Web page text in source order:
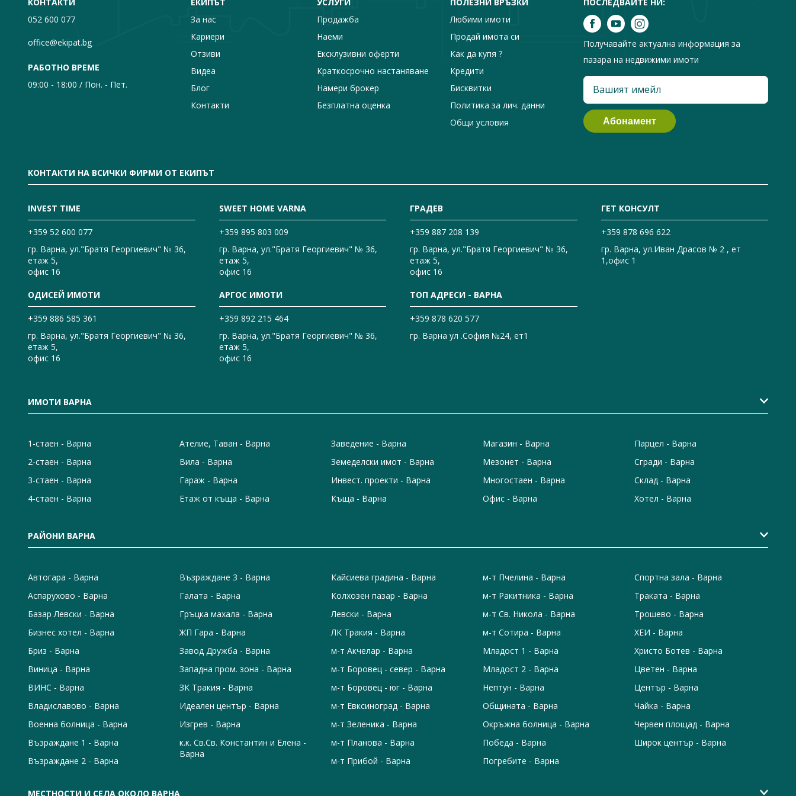
052 600 077
office@ekipat.bg
РАБОТНО ВРЕМЕ
09:00 - 18:00 / Пон. - Пет.
За нас
Кариери
Отзиви
Видеа
Блог
Контакти
Продажба
Наеми
Ексклузивни оферти
Краткосрочно настаняване
Намери брокер
Безплатна оценка
Любими имоти
Продай имота си
Как да купя ?
Кредити
Бисквитки
Политика за лич. данни
Общи условия
Получавайте актуална информация за
пазара на недвижими имоти
КОНТАКТИ НА ВСИЧКИ ФИРМИ ОТ ЕКИПЪТ
INVEST TIME
+359 52 600 077
гр. Варна, ул."Братя Георгиевич" № 36,
етаж 5,
офис 16
SWEET HOME VARNA
+359 895 803 009
гр. Варна, ул."Братя Георгиевич" № 36,
етаж 5,
офис 16
ГРАДЕВ
+359 887 208 139
гр. Варна, ул."Братя Георгиевич" № 36,
етаж 5,
офис 16
ГЕТ КОНСУЛТ
+359 878 696 622
гр. Варна, ул.Иван Драсов № 2 , ет
1,офис 1
ОДИСЕЙ ИМОТИ
+359 886 585 361
гр. Варна, ул."Братя Георгиевич" № 36,
етаж 5,
офис 16
АРГОС ИМОТИ
+359 892 215 464
гр. Варна, ул."Братя Георгиевич" № 36,
етаж 5,
офис 16
ТОП АДРЕСИ - ВАРНА
+359 878 620 577
гр. Варна ул .София №24, ет1
ИМОТИ ВАРНА
1-стаен - Варна
2-стаен - Варна
3-стаен - Варна
4-стаен - Варна
Ателие, Таван - Варна
Вила - Варна
Гараж - Варна
Етаж от къща - Варна
Заведение - Варна
Земеделски имот - Варна
Инвест. проекти - Варна
Къща - Варна
Магазин - Варна
Мезонет - Варна
Многостаен - Варна
Офис - Варна
Парцел - Варна
Сгради - Варна
Склад - Варна
Хотел - Варна
РАЙОНИ ВАРНА
Автогара - Варна
Аспарухово - Варна
Базар Левски - Варна
Бизнес хотел - Варна
Бриз - Варна
Виница - Варна
ВИНС - Варна
Владиславово - Варна
Военна болница - Варна
Възраждане 1 - Варна
Възраждане 2 - Варна
Възраждане 3 - Варна
Галата - Варна
Гръцка махала - Варна
ЖП Гара - Варна
Завод Дружба - Варна
Западна пром. зона - Варна
ЗК Тракия - Варна
Идеален център - Варна
Изгрев - Варна
к.к. Св.Св. Константин и Елена -
Варна
Кайсиева градина - Варна
Колхозен пазар - Варна
Левски - Варна
ЛК Тракия - Варна
м-т Акчелар - Варна
м-т Боровец - север - Варна
м-т Боровец - юг - Варна
м-т Евксиноград - Варна
м-т Зеленика - Варна
м-т Планова - Варна
м-т Прибой - Варна
м-т Пчелина - Варна
м-т Ракитника - Варна
м-т Св. Никола - Варна
м-т Сотира - Варна
Младост 1 - Варна
Младост 2 - Варна
Нептун - Варна
Общината - Варна
Окръжна болница - Варна
Победа - Варна
Погребите - Варна
Спортна зала - Варна
Траката - Варна
Трошево - Варна
ХЕИ - Варна
Христо Ботев - Варна
Цветен - Варна
Център - Варна
Чайка - Варна
Червен площад - Варна
Широк център - Варна
МЕСТНОСТИ И СЕЛА ОКОЛО ВАРНА